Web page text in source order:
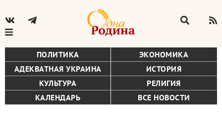
ПОЛИТИКА
ЭКОНОМИКА
АДЕКВАТНАЯ УКРАИНА
ИСТОРИЯ
КУЛЬТУРА
РЕЛИГИЯ
КАЛЕНДАРЬ
ВСЕ НОВОСТИ